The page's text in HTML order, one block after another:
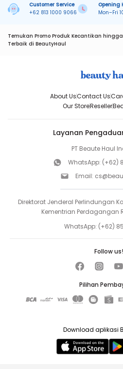
Customer Service
+62 813 1000 9066
Opening
Mon–Fri
Temukan Promo Produk Kecantikan
Terbaik di BeautyHaul
About UsContact Us
Our StoreReseller
Layanan
PT Beaute Haul
WhatsApp: (+62)
Email:
Direktorat Jenderal Perlindungan
Kementrian Perdagangan
WhatsApp: (+62)
Pilihan
Follow us!
Download aplikasi